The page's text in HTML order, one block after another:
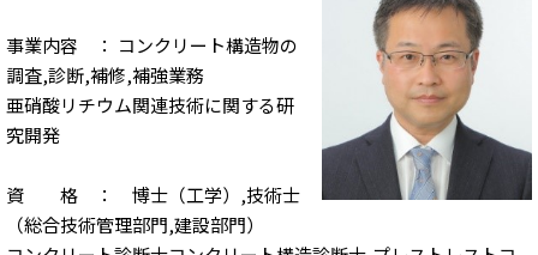
事業内容 ： コンクリート構造物の
調査,診断,補修,補強業務
亜硝酸リチウム関連技術に関する研
究開発
資 格 ： 博士（工学）,技術士
（総合技術管理部門,建設部門）